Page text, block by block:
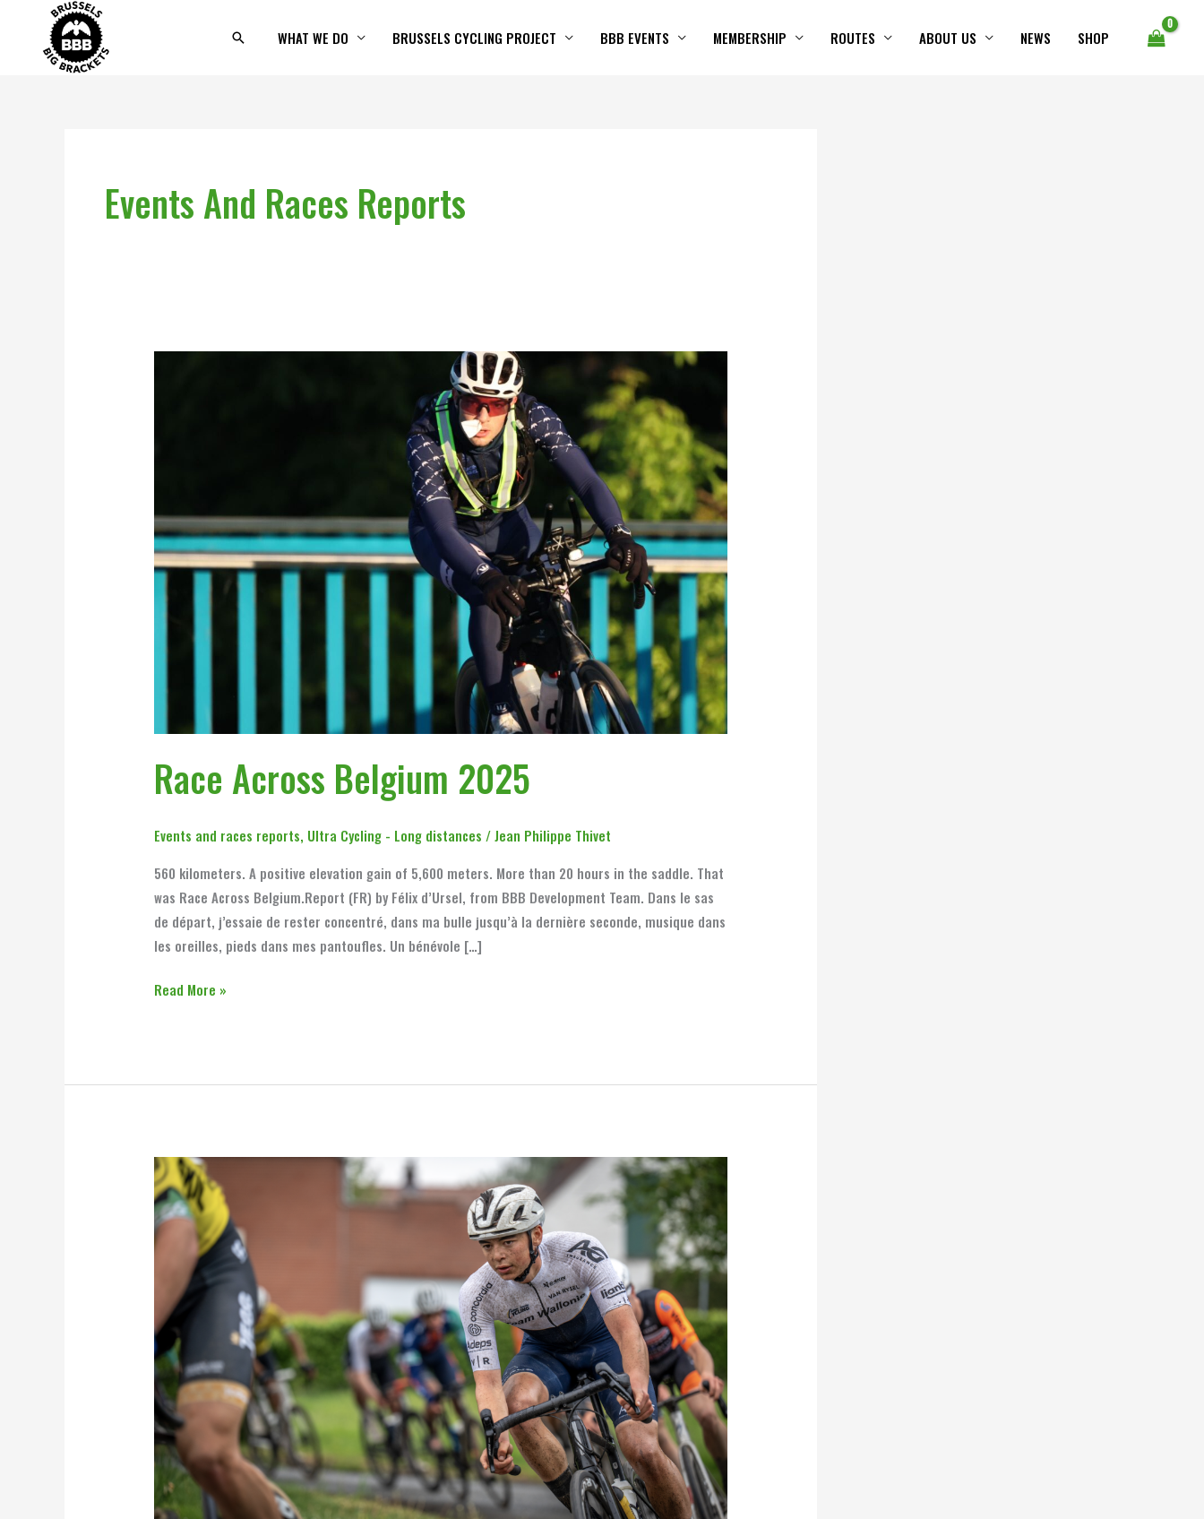
content
Search WHAT WE DO BRUSSELS CYCLING PROJECT BBB EVENTS MEMBERSHIP ROUTES ABOUT US NEWS SHOP
Events And Races Reports
Race Across Belgium 2025
Events and races reports, Ultra Cycling - Long distances /Jean Philippe Thivet
560 kilometers. A positive elevation gain of 5,600 meters. More than 20 hours in the saddle. That
was Race Across Belgium.Report (FR) by Félix d’Ursel, from BBB Development Team. Dans le sas
de départ, j’essaie de rester concentré, dans ma bulle jusqu’à la dernière seconde, musique dans
les oreilles, pieds dans mes pantoufles. Un bénévole […]
Read More »
Un
BBB
dans
la
Wallonia